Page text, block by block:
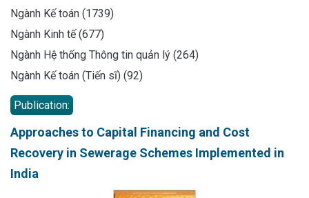
Ngành Kế toán (1739)
Ngành Kinh tế (677)
Ngành Hệ thống Thông tin quản lý (264)
Ngành Kế toán (Tiến sĩ) (92)
Publication:
Approaches to Capital Financing and Cost
Recovery in Sewerage Schemes Implemented in
India